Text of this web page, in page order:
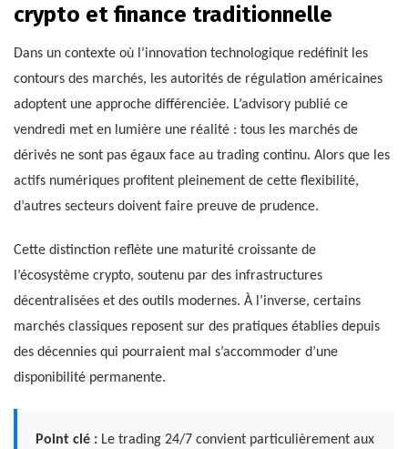
crypto et finance traditionnelle
Dans un contexte où l’innovation technologique redéfinit les
contours des marchés, les autorités de régulation américaines
adoptent une approche différenciée. L’advisory publié ce
vendredi met en lumière une réalité : tous les marchés de
dérivés ne sont pas égaux face au trading continu. Alors que les
actifs numériques profitent pleinement de cette flexibilité,
d’autres secteurs doivent faire preuve de prudence.
Cette distinction reflète une maturité croissante de
l’écosystème crypto, soutenu par des infrastructures
décentralisées et des outils modernes. À l’inverse, certains
marchés classiques reposent sur des pratiques établies depuis
des décennies qui pourraient mal s’accommoder d’une
disponibilité permanente.
Point clé : Le trading 24/7 convient particulièrement aux